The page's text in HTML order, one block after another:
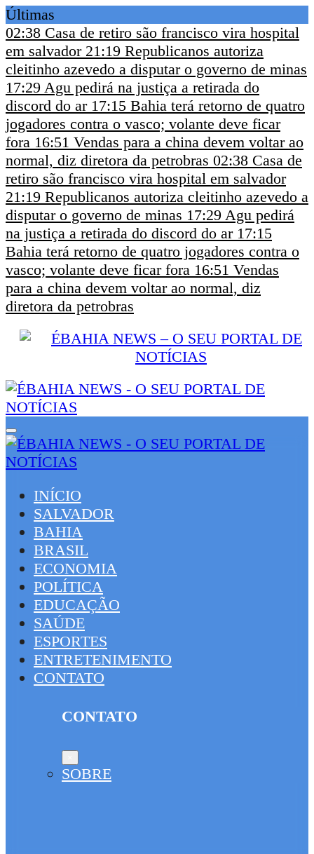
Últimas
02:38 Casa de retiro são francisco vira hospital
em salvador 21:19 Republicanos autoriza
cleitinho azevedo a disputar o governo de minas
17:29 Agu pedirá na justiça a retirada do
discord do ar 17:15 Bahia terá retorno de quatro
jogadores contra o vasco; volante deve ficar
fora 16:51 Vendas para a china devem voltar ao
normal, diz diretora da petrobras 02:38 Casa de
retiro são francisco vira hospital em salvador
21:19 Republicanos autoriza cleitinho azevedo a
disputar o governo de minas 17:29 Agu pedirá
na justiça a retirada do discord do ar 17:15
Bahia terá retorno de quatro jogadores contra o
vasco; volante deve ficar fora 16:51 Vendas
para a china devem voltar ao normal, diz
diretora da petrobras
INÍCIO
SALVADOR
BAHIA
BRASIL
ECONOMIA
POLÍTICA
EDUCAÇÃO
SAÚDE
ESPORTES
ENTRETENIMENTO
CONTATO
CONTATO
SOBRE